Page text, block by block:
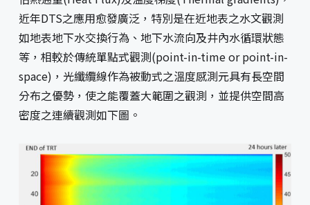
近年DTS之應用愈發廣泛，特別是在近地表之水文觀測
如地表地下水交換行為、地下水流向及井內水循環狀態
等，相較於傳統單點式觀測(point-in-time or point-in-
space)，光纖纜線作為被動式之溫度感測元具有長空間
分布之優勢，使之能覆蓋大範圍之觀測，並提供空間高
密度之連續觀測如下圖。